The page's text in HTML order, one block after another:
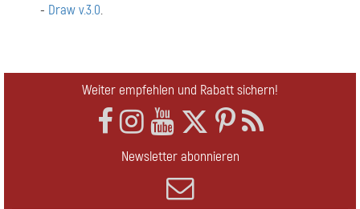
- Draw v.3.0.
Weiter empfehlen und Rabatt sichern!
Newsletter abonnieren